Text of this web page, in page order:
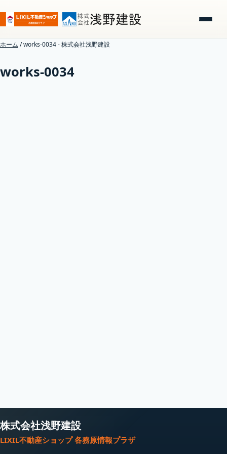
ホーム /works-0034 - 株式会社浅野建設
works-0034
株式会社浅野建設
LIXIL不動産ショップ 各務原情報プラザ